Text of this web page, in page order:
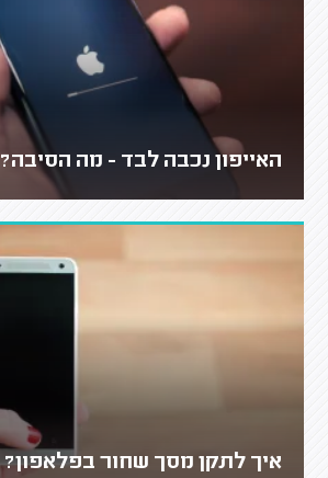
האייפון נכבה לבד - מה הסיבה?
איך לתקן מסך שחור בפלאפון?